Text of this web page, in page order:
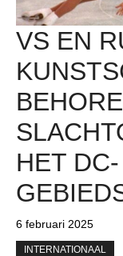
VS EN
HET DC-
6 februari 2025
INTERNATIONAAL